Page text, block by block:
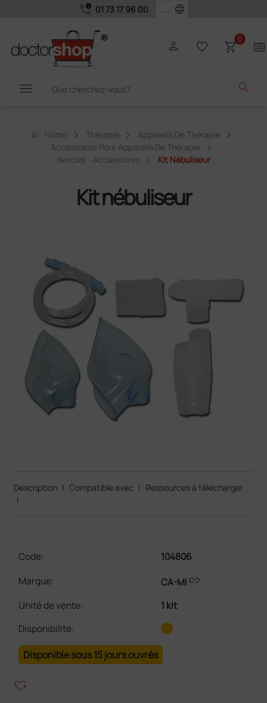
call_quality 01 73 17 96 00 language
menu search
person favorite_border shopping_cart0 two_pager
home Home Thérapie
Appareils De Thérapie
Accessoires Pour Appareils De Thérapie
Aerosol - Accessoires
Kit Nébuliseur
Kit nébuliseur
Description | Compatible avec | Ressources à télécharger
|
Code:
104806
Marque:
CA-MIlink
Unité de vente:
1 kit
Disponibilité:
Disponible sous 15 jours ouvrés
heart_plus